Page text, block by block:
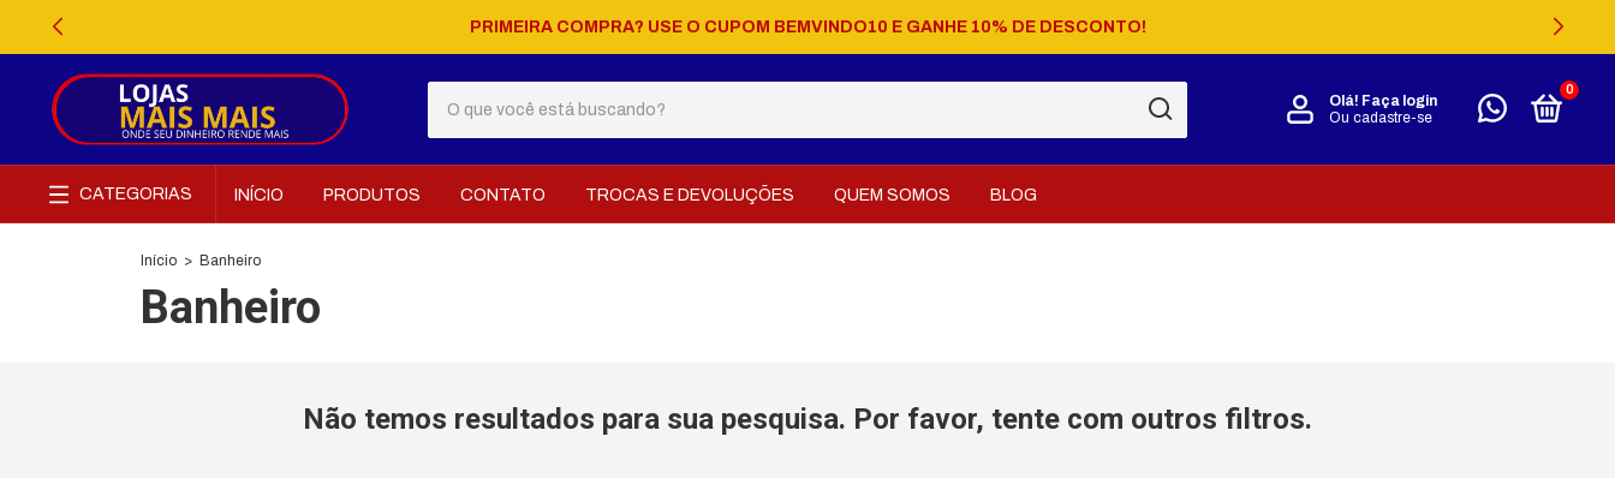
PRIMEIRA COMPRA? USE O CUPOM BEMVINDO10 E GANHE 10% DE DESCONTO!
Olá! Faça login
Ou cadastre-se
0
CATEGORIAS INÍCIO PRODUTOS CONTATO TROCAS E DEVOLUÇÕES QUEM SOMOS BLOG
Início > Banheiro
Banheiro
Não temos resultados para sua pesquisa. Por favor, tente com outros filtros.